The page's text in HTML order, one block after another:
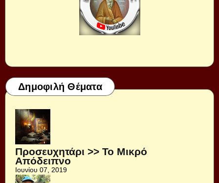
Δημοφιλή Θέματα
Προσευχητάρι >> Το Μικρό
Απόδειπνο
Ιουνίου 07, 2019